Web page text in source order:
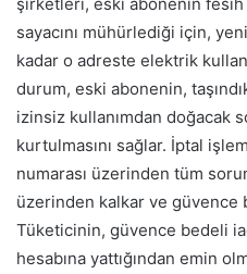
sayacını mühürlediği için,
kadar o adreste elektrik
durum, eski abonenin,
izinsiz kullanımdan doğacak
kurtulmasını sağlar. İptal
numarası üzerinden tüm
üzerinden kalkar ve güvence
Tüketicinin, güvence bedeli
hesabına yattığından emin